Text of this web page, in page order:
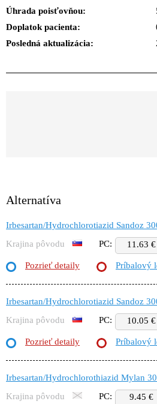
Úhrada poisťovňou:
Doplatok pacienta:
Posledná aktualizácia:
Alternatíva
Irbesartan/Hydrochlorotiazid Sandoz
Krajina pôvodu
PC: 11.63 €
Pozrieť detaily Príbalový
Irbesartan/Hydrochlorotiazid Sandoz
Krajina pôvodu
PC: 10.05 €
Pozrieť detaily Príbalový
Irbesartan/Hydrochlorothiazid Mylan
Krajina pôvodu
PC: 9.45 €